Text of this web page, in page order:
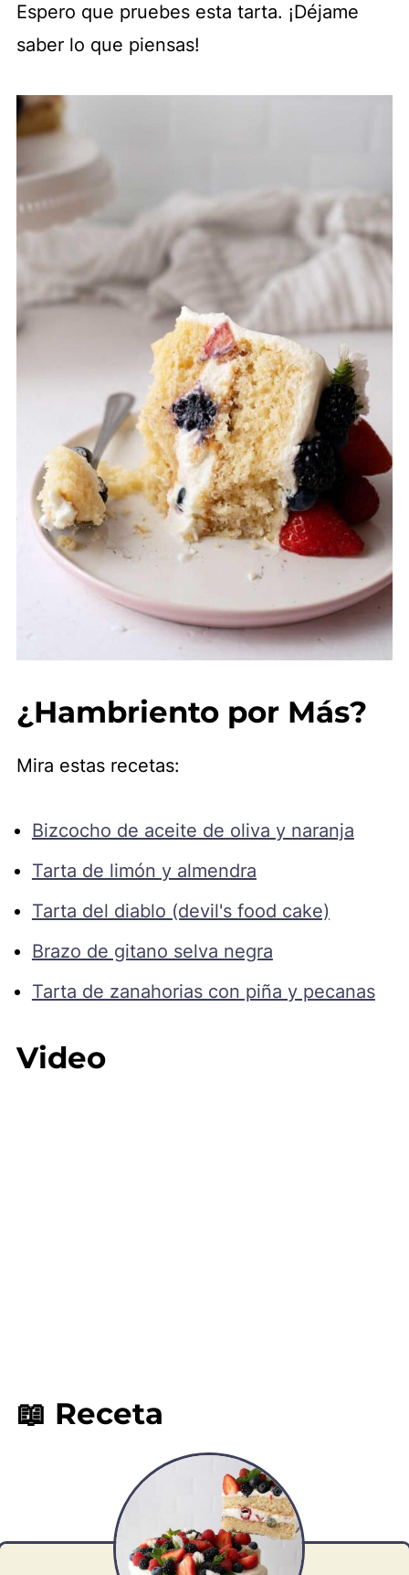
Espero que pruebes esta tarta. ¡Déjame
saber lo que piensas!
¿Hambriento por Más?
Mira estas recetas:
Bizcocho de aceite de oliva y naranja
Tarta de limón y almendra
Tarta del diablo (devil's food cake)
Brazo de gitano selva negra
Tarta de zanahorias con piña y pecanas
Video
📖 Receta